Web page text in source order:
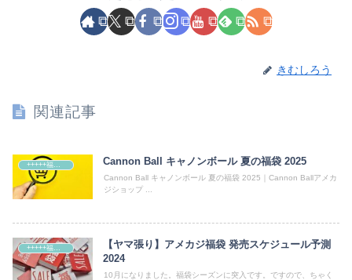
きむしろう
関連記事
+++++福袋++++++ Cannon Ball キャノンボール 夏の福袋 2025
Cannon Ball キャノンボール 夏の福袋 2025｜Cannon Ballアメカ
ジショップ ...
【ヤマ張り】アメカジ福袋 発売スケジュール予測
2024
10月になりました。福袋シーズンに突入です。ですので、ちゃく